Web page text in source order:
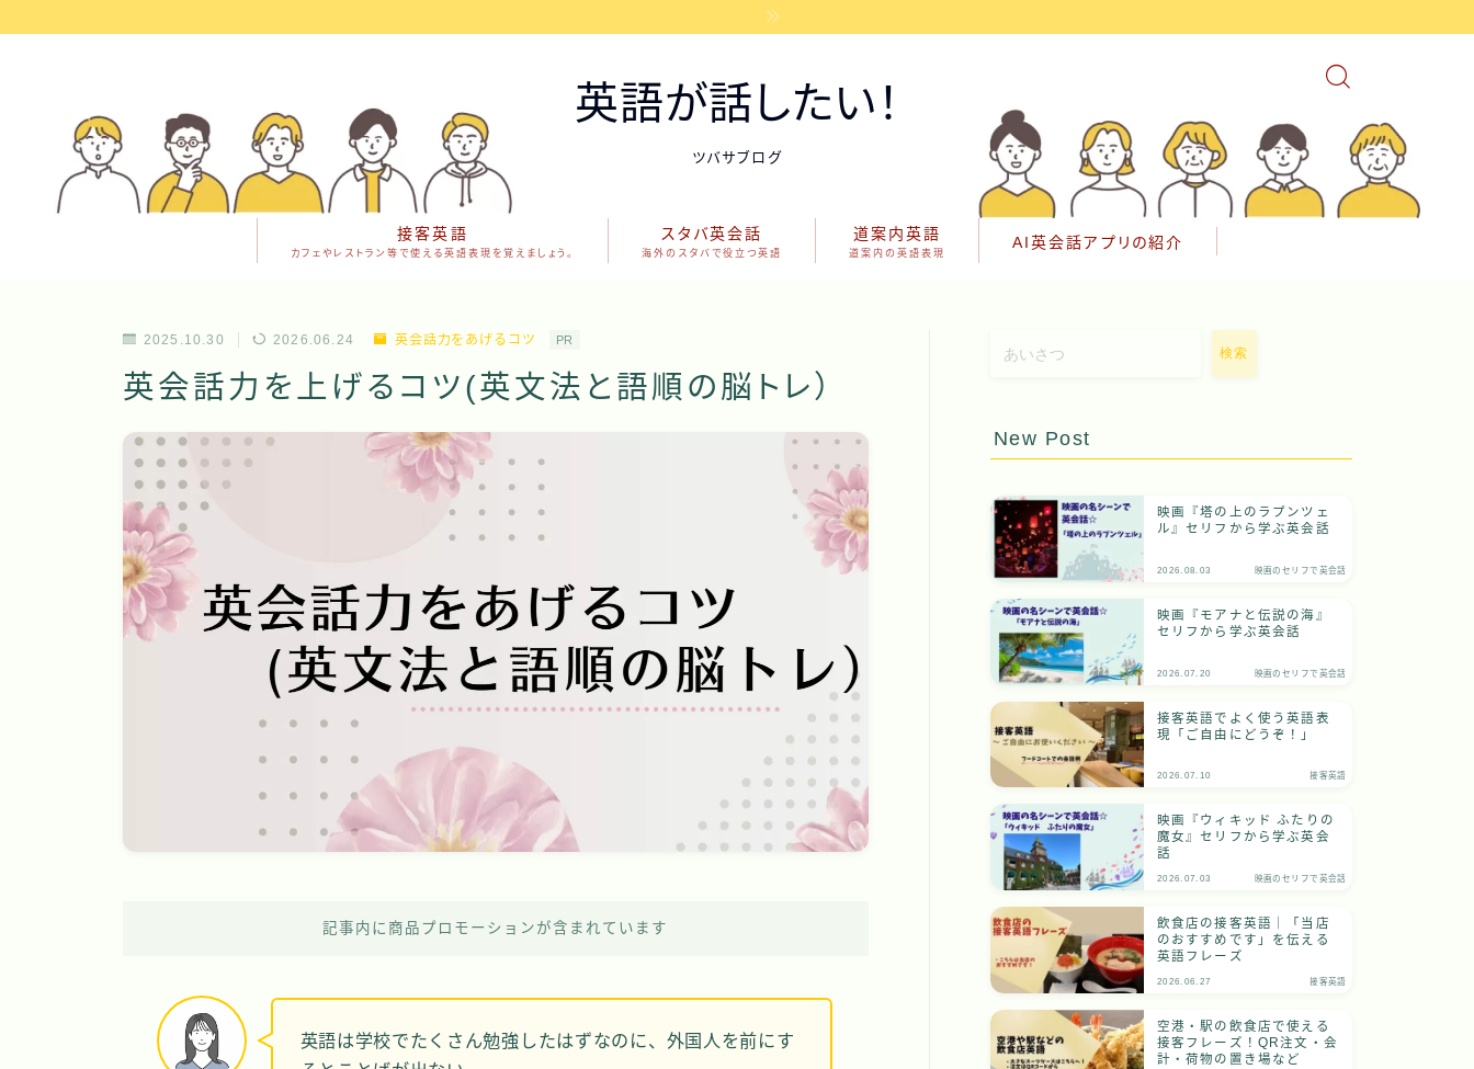
英語が話したい！
ツバサブログ
接客英語
カフェやレストラン等で使える英語表現を覚えましょう。
スタバ英会話
海外のスタバで役立つ英語
道案内英語
道案内の英語表現
AI英会話アプリの紹介
2025.10.30 2026.06.24 英会話力をあげるコツ PR
英会話力を上げるコツ(英文法と語順の脳トレ）
記事内に商品プロモーションが含まれています
英語は学校でたくさん勉強したはずなのに、外国人を前にす
検索
New Post
映画『塔の上のラプンツェ
ル』セリフから学ぶ英会話
2026.08.03 映画のセリフで英会話
映画『モアナと伝説の海』
セリフから学ぶ英会話
2026.07.20 映画のセリフで英会話
接客英語でよく使う英語表
現「ご自由にどうぞ！」
2026.07.10 接客英語
映画『ウィキッド ふたりの
魔女』セリフから学ぶ英会
話
2026.07.03 映画のセリフで英会話
飲食店の接客英語｜「当店
のおすすめです」を伝える
英語フレーズ
2026.06.27 接客英語
空港・駅の飲食店で使える
接客フレーズ！QR注文・会
計・荷物の置き場など